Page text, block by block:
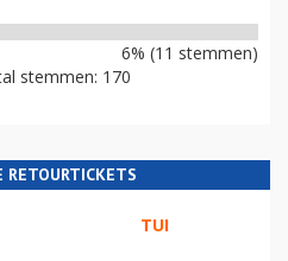
6% (11 stemmen)
stemmen: 170
RETOURTICKETS
TUI